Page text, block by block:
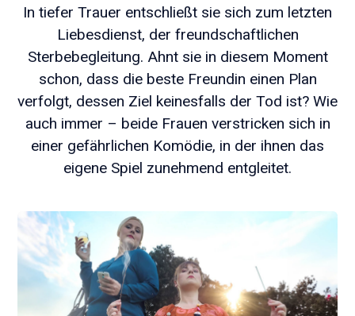
In tiefer Trauer entschließt sie sich zum letzten
Liebesdienst, der freundschaftlichen
Sterbebegleitung. Ahnt sie in diesem Moment
schon, dass die beste Freundin einen Plan
verfolgt, dessen Ziel keinesfalls der Tod ist? Wie
auch immer – beide Frauen verstricken sich in
einer gefährlichen Komödie, in der ihnen das
eigene Spiel zunehmend entgleitet.